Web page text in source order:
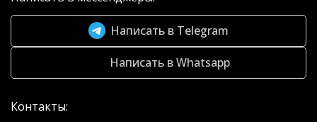
Написать в Telegram
Написать в Whatsapp
Контакты: